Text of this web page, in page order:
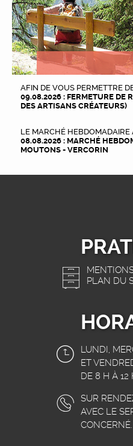
AFIN DE VOUS PERMETTRE
09.08.2026 : FERMETURE DE
DES ARTISANS CRÉATEURS)
LE MARCHÉ HEBDOMADAIRE
08.08.2026 : MARCHÉ
MOUTONS - VERCORIN
PLAN DU
LUNDI,
ET
DE 8 H À 12
SUR
AVEC LE
CONCERNÉ.